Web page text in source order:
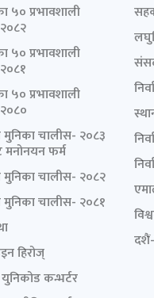
५० प्रभावशाली
५० प्रभावशाली
५० प्रभावशाली
चालीस- २०८३
फर्म
चालीस- २०८२
चालीस- २०८१
हिरोज्
युनिकोड कन्भर्टर